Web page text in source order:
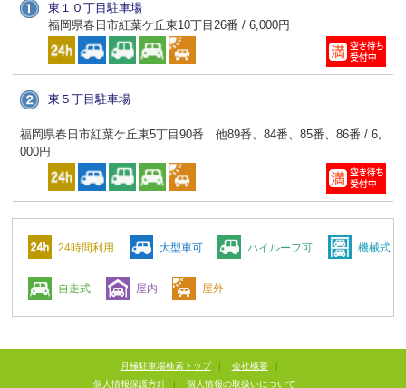
東１０丁目駐車場
福岡県春日市紅葉ケ丘東10丁目26番 / 6,000円
東５丁目駐車場
福岡県春日市紅葉ケ丘東5丁目90番 他89番、84番、85番、86番 / 6,
000円
24時間利用 大型車可 ハイルーフ可 機械式
自走式 屋内 屋外
月極駐車場検索トップ | 会社概要
|
個人情報保護方針
| 個人情報の取扱いについて |